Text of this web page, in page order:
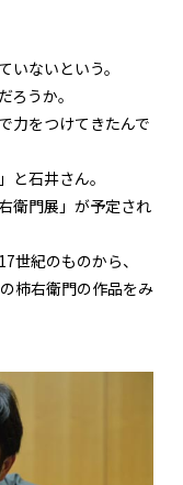
ないという。
うか。
力をつけてきたんで
と石井さん。
衛門展」が予定され
世紀のものから、
柿右衛門の作品をみ